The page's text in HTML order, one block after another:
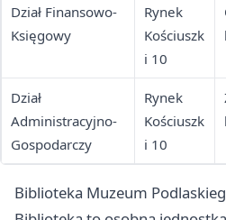
Dział Finansowo-
Księgowy
Rynek
Kościuszk
i 10
Dział
Administracyjno-
Gospodarczy
Rynek
Kościuszk
i 10
Biblioteka Muzeum